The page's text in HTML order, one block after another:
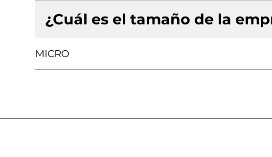
¿Cuál es el tamaño de la
MICRO